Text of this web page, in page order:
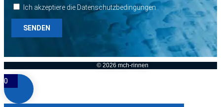
Ich akzeptiere die Datenschutzbedingungen
SENDEN
© 2026 mch-rinnen
0